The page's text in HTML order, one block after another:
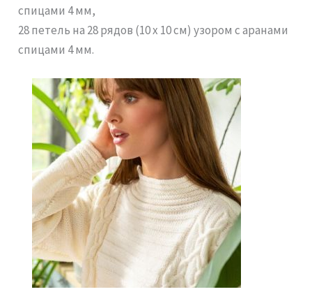
спицами 4 мм,
28 петель на 28 рядов (10 х 10 см) узором с аранами
спицами 4 мм.